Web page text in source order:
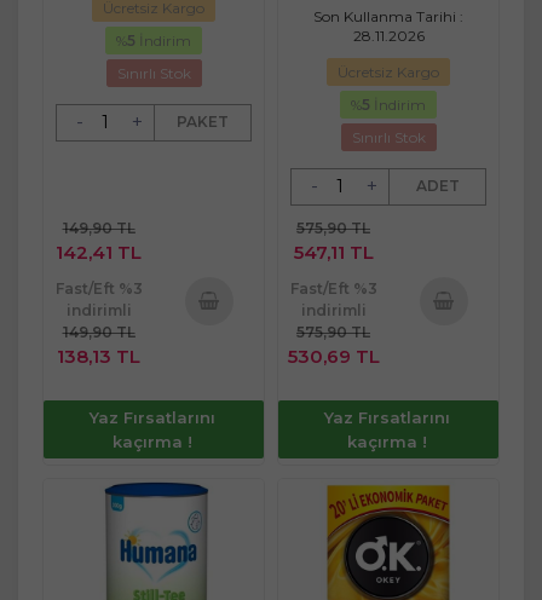
Hijyenik Tekli Pk
Ücretsiz Kargo
%5 İndirim
Sınırlı Stok
- + PAKET
149,90 TL
142,41 TL
Fast/Eft %3
indirimli
149,90 TL
138,13 TL
Yaz Fırsatlarını
kaçırma !
Son Kullanma Tarihi :
28.11.2026
Ücretsiz Kargo
%5 İndirim
Sınırlı Stok
- + ADET
575,90 TL
547,11 TL
Fast/Eft %3
indirimli
575,90 TL
530,69 TL
Yaz Fırsatlarını
kaçırma !